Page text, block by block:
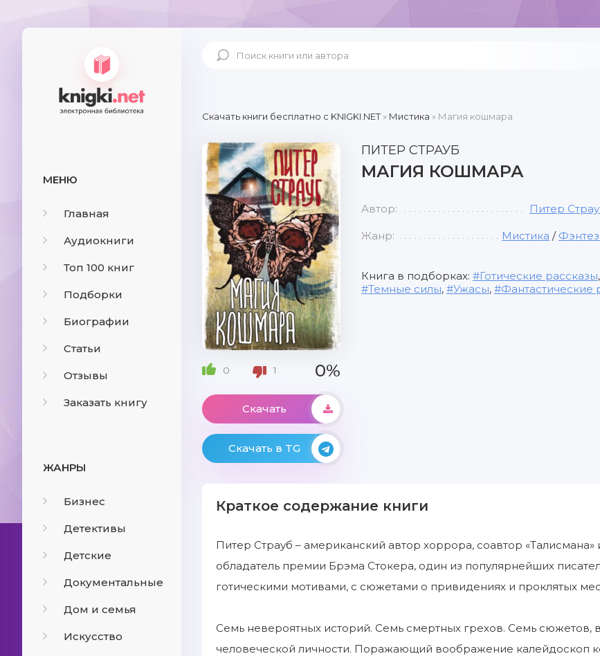
МЕНЮ
Главная
Аудиокниги
Топ 100 книг
Подборки
Биографии
Статьи
Отзывы
Заказать книгу
ЖАНРЫ
Бизнес
Детективы
Детские
Документальные
Дом и семья
Искусство
Скачать книги бесплатно c KNIGKI.NET» Мистика » Магия кошмара
0 1 0%
Скачать
Скачать в TG
ПИТЕР СТРАУБ
МАГИЯ КОШМАРА
Автор: Питер
Жанр: Мистика /
Книга в подборках: Готические рассказы,
Темные силы, Ужасы, Фантастические
Краткое содержание книги
Питер Страуб – американский автор хоррора, соавтор
обладатель премии Брэма Стокера, один из популярнейших
готическими мотивами, с сюжетами о привидениях и проклятых
Семь невероятных историй. Семь смертных грехов. Семь
человеческой личности. Поражающий воображение калейдоскоп